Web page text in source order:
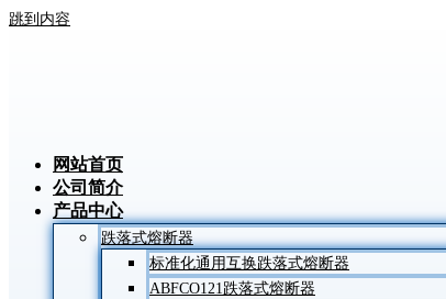
跳到内容
网站首页
公司简介
产品中心
跌落式熔断器
标准化通用互换跌落式熔断器
ABFCO121跌落式熔断器